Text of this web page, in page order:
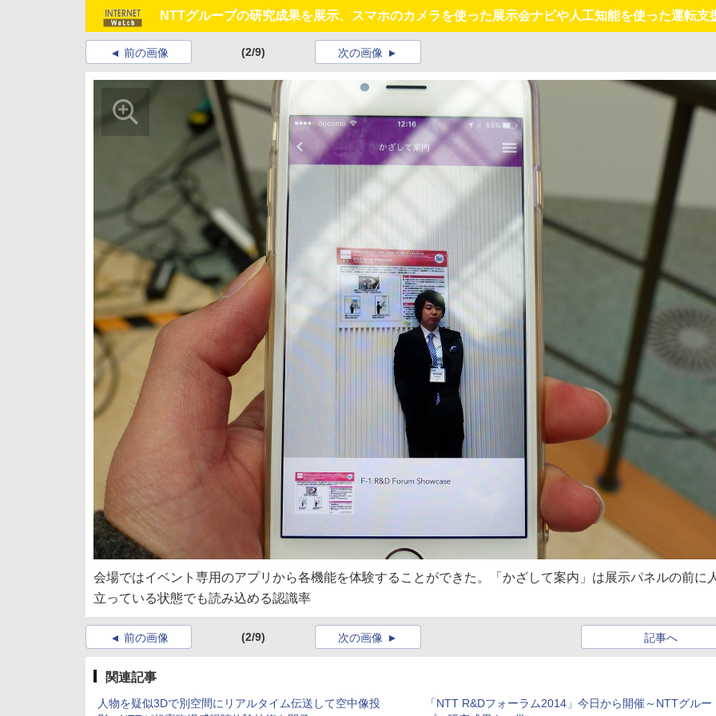
NTTグループの研究成果を展示、スマホのカメラを使った展示会ナビや人工知能を使った運転支
前の画像 (2/9) 次の画像
会場ではイベント専用のアプリから各機能を体験することができた。「かざして案内」は展示パネルの前に
立っている状態でも読み込める認識率
前の画像 (2/9) 記事へ
次の画像
関連記事
人物を疑似3Dで別空間にリアルタイム伝送して空中像投
「NTT R&Dフォーラム2014」今日から開催～NTTグルー